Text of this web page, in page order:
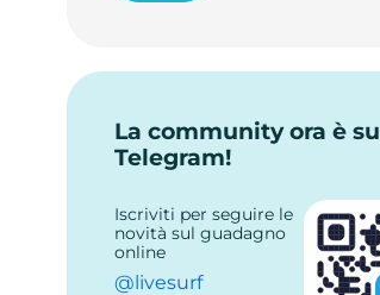
La community ora è su
Telegram!
Iscriviti per seguire le
novità sul guadagno
online
@livesurf